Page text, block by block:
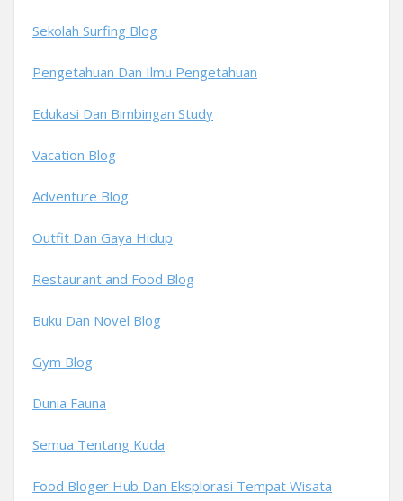
Sekolah Surfing Blog
Pengetahuan Dan Ilmu Pengetahuan
Edukasi Dan Bimbingan Study
Vacation Blog
Adventure Blog
Outfit Dan Gaya Hidup
Restaurant and Food Blog
Buku Dan Novel Blog
Gym Blog
Dunia Fauna
Semua Tentang Kuda
Food Bloger Hub Dan Eksplorasi Tempat Wisata